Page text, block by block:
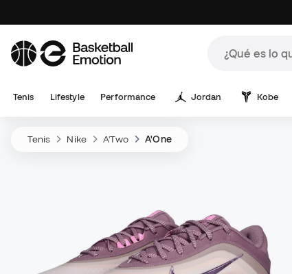
Tenis Lifestyle Performance Jordan Kobe
Tenis Nike A'Two A'One